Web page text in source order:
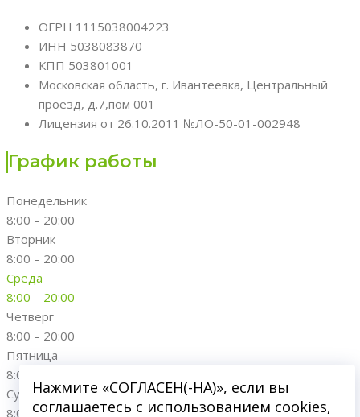
ОГРН 1115038004223
ИНН 5038083870
КПП 503801001
Московская область, г. Ивантеевка, Центральный
проезд, д.7,пом 001
Лицензия от 26.10.2011 №ЛО-50-01-002948
График работы
Понедельник
8:00 – 20:00
Вторник
8:00 – 20:00
Среда
8:00 – 20:00
Четверг
8:00 – 20:00
Пятница
8:00 – 20:00
Суббота
8:00 – 20:00
Нажмите «СОГЛАСЕН(-НА)», если вы
соглашаетесь с использованием cookies,